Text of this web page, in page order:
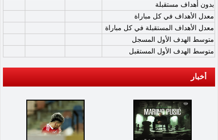
بدون أهداف مستقبلة
معدل الأهداف في كل مباراة
معدل الأهداف المستقبلة في كل مباراة
متوسط الهدف الأول المسجل
متوسط الهدف الأول المستقبل
أخبار